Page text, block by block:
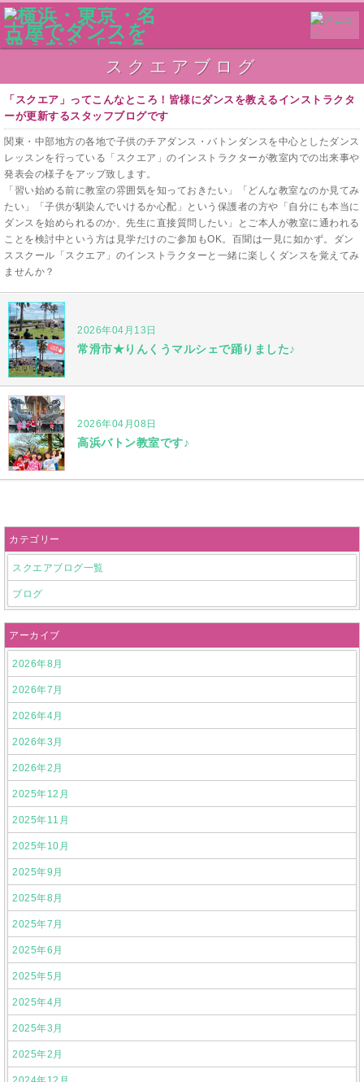
スクエアブログ
「スクエア」ってこんなところ！皆様にダンスを教えるインストラクタ
ーが更新するスタッフブログです
関東・中部地方の各地で子供のチアダンス・バトンダンスを中心としたダンス
レッスンを行っている「スクエア」のインストラクターが教室内での出来事や
発表会の様子をアップ致します。
「習い始める前に教室の雰囲気を知っておきたい」「どんな教室なのか見てみ
たい」「子供が馴染んでいけるか心配」という保護者の方や「自分にも本当に
ダンスを始められるのか、先生に直接質問したい」とご本人が教室に通われる
ことを検討中という方は見学だけのご参加もOK。百聞は一見に如かず。ダン
ススクール「スクエア」のインストラクターと一緒に楽しくダンスを覚えてみ
ませんか？
2026年04月13日
常滑市★りんくうマルシェで踊りました♪
2026年04月08日
高浜バトン教室です♪
カテゴリー
スクエアブログ一覧
ブログ
アーカイブ
2026年8月
2026年7月
2026年4月
2026年3月
2026年2月
2025年12月
2025年11月
2025年10月
2025年9月
2025年8月
2025年7月
2025年6月
2025年5月
2025年4月
2025年3月
2025年2月